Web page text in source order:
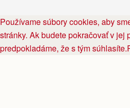
Používame súbory cookies, aby
stránky. Ak budete pokračovať v jej
predpokladáme, že s tým súhlasíte.